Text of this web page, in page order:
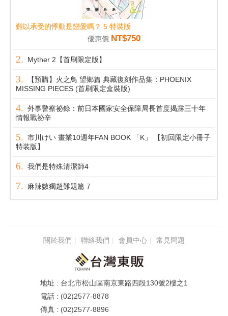
難以承受的悸動是戀愛嗎？ 5 特裝版
優惠價 NT$750
Myther 2【首刷限定版】
【預購】火之鳥 望鄉篇 典藏復刻作品集：PHOENIX
MISSING PIECES (首刷限定盒裝版)
外事警察祕錄：前日本國家安全保障局長首度揭露三十年
情報戰祕辛
市川けい 畫業10週年FAN BOOK 「K」 【初回限定小冊子
特装版】
我們是特殊清潔師4
麻辣數獨超難題篇 7
關於我們 聯絡我們 會員中心 常見問題
台北市松山區南京東路四段130號2樓之1
(02)2577-8878
(02)2577-8896